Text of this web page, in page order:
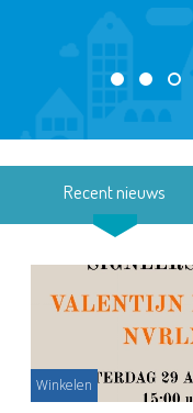
Recent nieuws
Winkelen